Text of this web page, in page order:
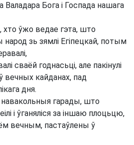
Валадара Бога і Госпада нашага
хто ўжо ведае гэта, што
народ зь зямлі Егіпецкай, потым
сваёй годнасьці, але пакінулі
кайданах, пад
дня.
навакольныя гарады, што
і ўганяліся за іншаю плоцьцю,
вечным, пастаўлены ў